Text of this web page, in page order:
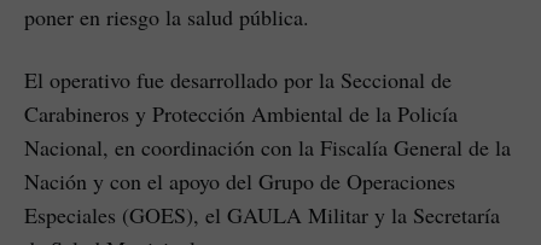
poner en riesgo la salud pública.
El operativo fue desarrollado por la Seccional de
Carabineros y Protección Ambiental de la Policía
Nacional, en coordinación con la Fiscalía General de la
Nación y con el apoyo del Grupo de Operaciones
Especiales (GOES), el GAULA Militar y la Secretaría